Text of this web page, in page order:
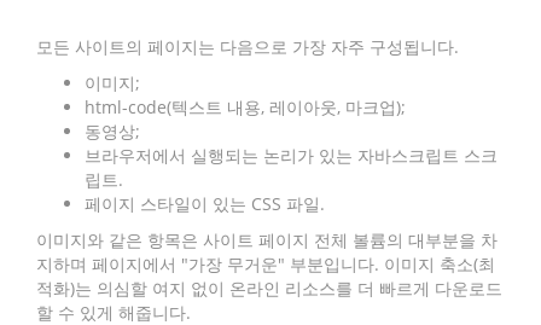
모든 사이트의 페이지는 다음으로 가장 자주 구성됩니다.
이미지;
html-code(텍스트 내용, 레이아웃, 마크업);
동영상;
브라우저에서 실행되는 논리가 있는 자바스크립트 스크
립트.
페이지 스타일이 있는 CSS 파일.
이미지와 같은 항목은 사이트 페이지 전체 볼륨의 대부분을 차
지하며 페이지에서 "가장 무거운" 부분입니다. 이미지 축소(최
적화)는 의심할 여지 없이 온라인 리소스를 더 빠르게 다운로드
할 수 있게 해줍니다.